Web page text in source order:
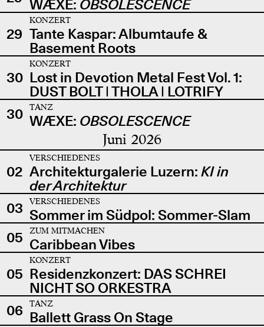
WÆXE: OBSOLESCENCE
29
KONZERT
Tante Kaspar: Albumtaufe &
Basement Roots
30
KONZERT
Lost in Devotion Metal Fest Vol. 1:
DUST BOLT | THOLA | LOTRIFY
30
TANZ
WÆXE: OBSOLESCENCE
Juni 2026
02
VERSCHIEDENES
Architekturgalerie Luzern: KI in
der Architektur
03
VERSCHIEDENES
Sommer im Südpol: Sommer-Slam
05
ZUM MITMACHEN
Caribbean Vibes
05
KONZERT
Residenzkonzert: DAS SCHREI
NICHT SO ORKESTRA
06
TANZ
Ballett Grass On Stage